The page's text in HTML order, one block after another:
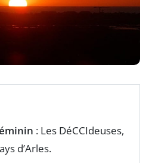
: Les DéCCIdeuses,
d’Arles.